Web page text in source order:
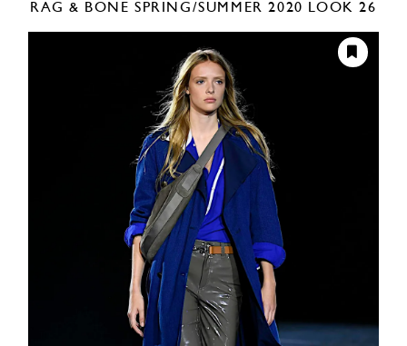
RAG & BONE SPRING/SUMMER 2020 LOOK 26